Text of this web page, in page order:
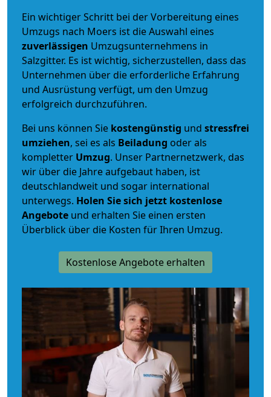
Ein wichtiger Schritt bei der Vorbereitung eines
Umzugs nach Moers ist die Auswahl eines
zuverlässigen Umzugsunternehmens in
Salzgitter. Es ist wichtig, sicherzustellen, dass das
Unternehmen über die erforderliche Erfahrung
und Ausrüstung verfügt, um den Umzug
erfolgreich durchzuführen.
Bei uns können Sie kostengünstig und stressfrei
umziehen, sei es als Beiladung oder als
kompletter Umzug. Unser Partnernetzwerk, das
wir über die Jahre aufgebaut haben, ist
deutschlandweit und sogar international
unterwegs. Holen Sie sich jetzt kostenlose
Angebote und erhalten Sie einen ersten
Überblick über die Kosten für Ihren Umzug.
Kostenlose Angebote erhalten